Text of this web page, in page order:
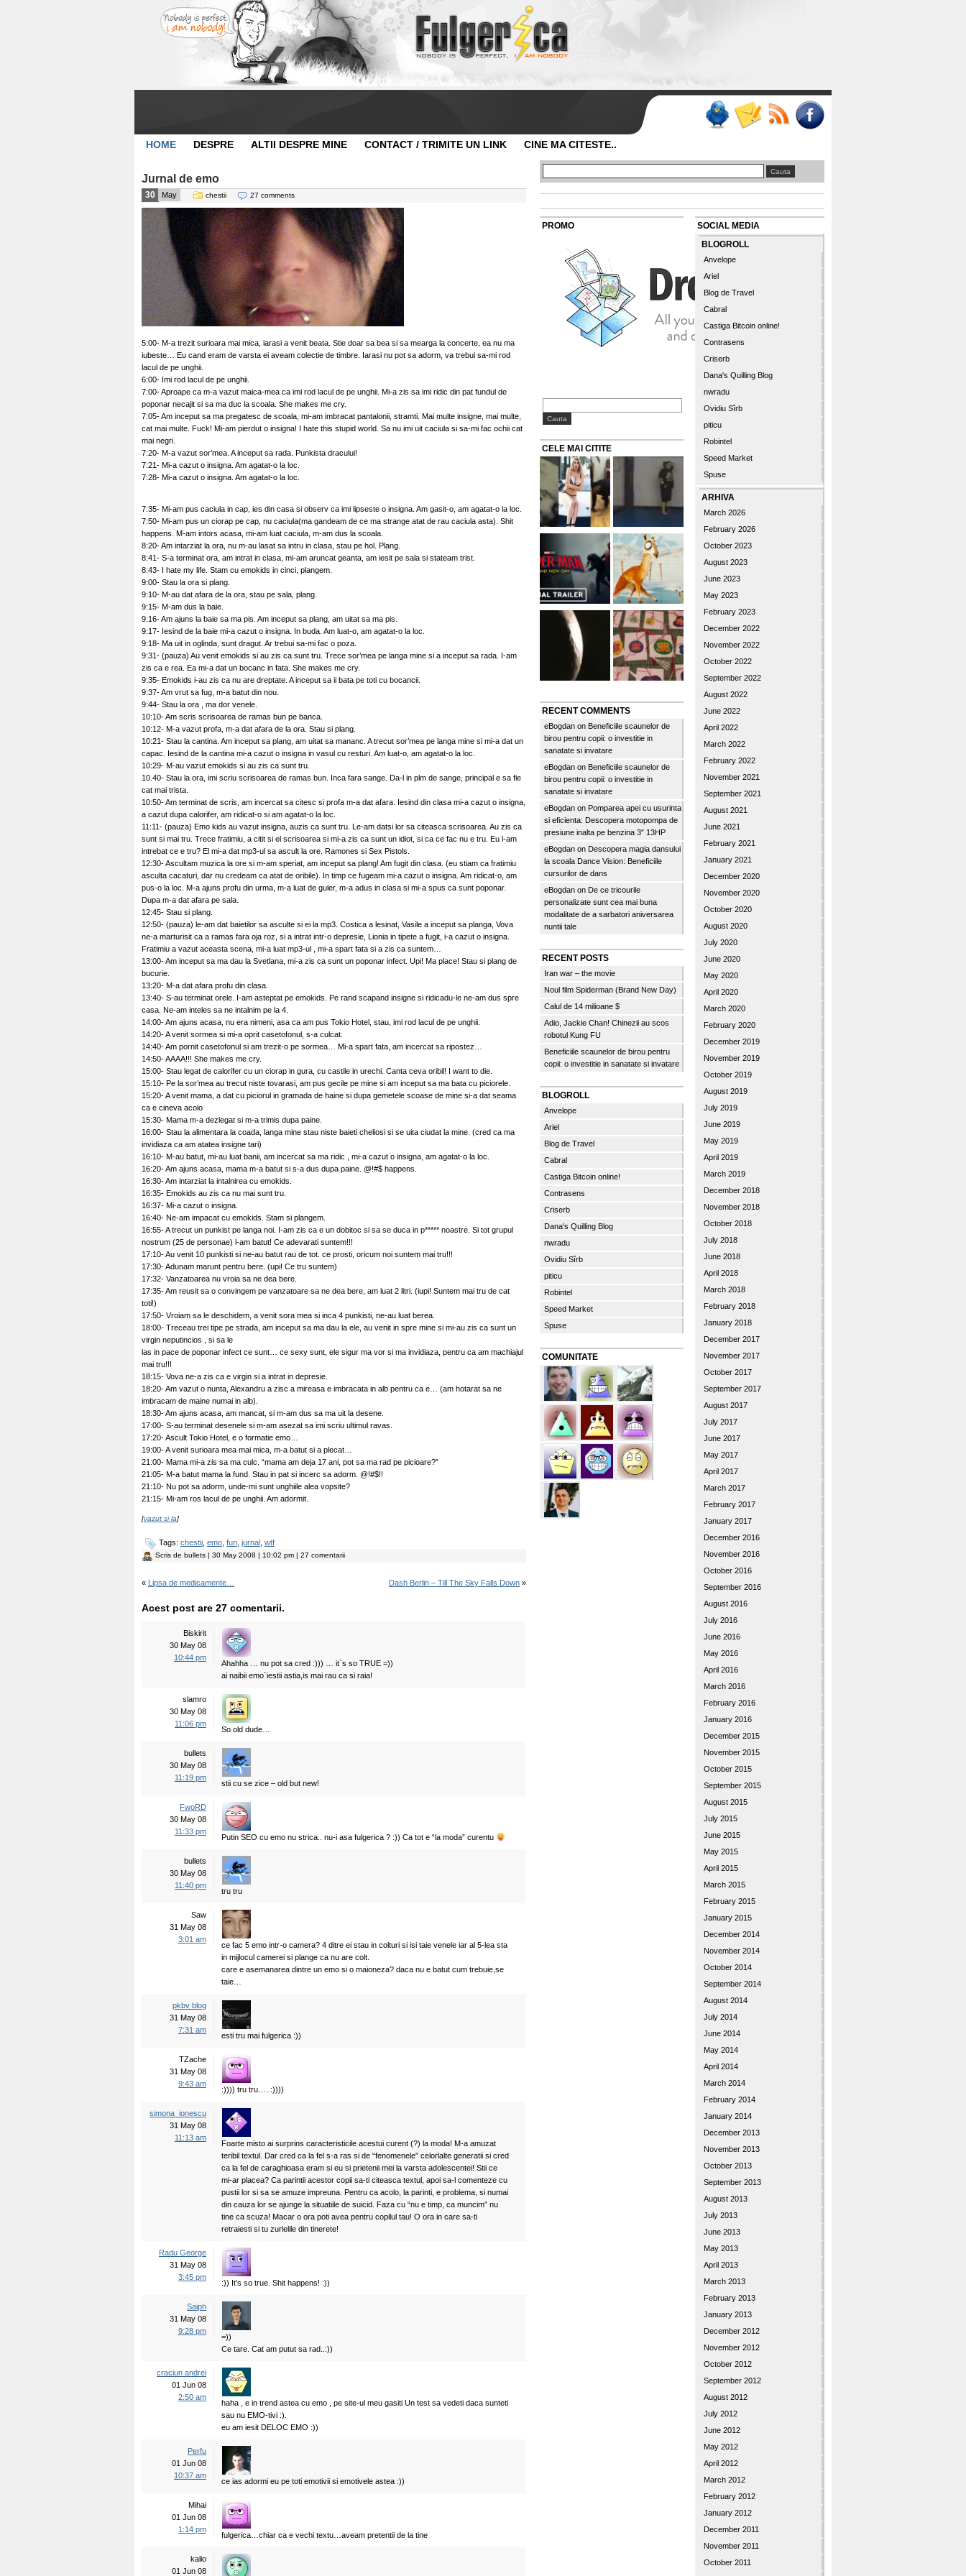
HOME DESPRE ALTII DESPRE MINE CONTACT / TRIMITE UN LINK CINE MA CITESTE..
Jurnal de emo
30 May chestii 27 comments
5:00- M-a trezit surioara mai mica, iarasi a venit beata. Stie doar sa bea si sa mearga la concerte, ea nu ma
iubeste… Eu cand eram de varsta ei aveam colectie de timbre. Iarasi nu pot sa adorm, va trebui sa-mi rod
lacul de pe unghii.
6:00- Imi rod lacul de pe unghii.
7:00- Aproape ca m-a vazut maica-mea ca imi rod lacul de pe unghii. Mi-a zis sa imi ridic din pat fundul de
poponar necajit si sa ma duc la scoala. She makes me cry.
7:05- Am inceput sa ma pregatesc de scoala, mi-am imbracat pantalonii, stramti. Mai multe insigne, mai multe,
cat mai multe. Fuck! Mi-am pierdut o insigna! I hate this stupid world. Sa nu imi uit caciula si sa-mi fac ochii cat
mai negri.
7:20- M-a vazut sor’mea. A inceput sa rada. Punkista dracului!
7:21- Mi-a cazut o insigna. Am agatat-o la loc.
7:28- Mi-a cazut o insigna. Am agatat-o la loc.
7:35- Mi-am pus caciula in cap, ies din casa si observ ca imi lipseste o insigna. Am gasit-o, am agatat-o la loc.
7:50- Mi-am pus un ciorap pe cap, nu caciula(ma gandeam de ce ma strange atat de rau caciula asta). Shit
happens. M-am intors acasa, mi-am luat caciula, m-am dus la scoala.
8:20- Am intarziat la ora, nu m-au lasat sa intru in clasa, stau pe hol. Plang.
8:41- S-a terminat ora, am intrat in clasa, mi-am aruncat geanta, am iesit pe sala si stateam trist.
8:43- I hate my life. Stam cu emokids in cinci, plangem.
9:00- Stau la ora si plang.
9:10- M-au dat afara de la ora, stau pe sala, plang.
9:15- M-am dus la baie.
9:16- Am ajuns la baie sa ma pis. Am inceput sa plang, am uitat sa ma pis.
9:17- Iesind de la baie mi-a cazut o insigna. In buda. Am luat-o, am agatat-o la loc.
9:18- Ma uit in oglinda, sunt dragut. Ar trebui sa-mi fac o poza.
9:31- (pauza) Au venit emokids si au zis ca sunt tru. Trece sor’mea pe langa mine si a inceput sa rada. I-am
zis ca e rea. Ea mi-a dat un bocanc in fata. She makes me cry.
9:35- Emokids i-au zis ca nu are dreptate. A inceput sa ii bata pe toti cu bocancii.
9:37- Am vrut sa fug, m-a batut din nou.
9:44- Stau la ora , ma dor venele.
10:10- Am scris scrisoarea de ramas bun pe banca.
10:12- M-a vazut profa, m-a dat afara de la ora. Stau si plang.
10:21- Stau la cantina. Am inceput sa plang, am uitat sa mananc. A trecut sor’mea pe langa mine si mi-a dat un
capac. Iesind de la cantina mi-a cazut o insigna in vasul cu resturi. Am luat-o, am agatat-o la loc.
10:29- M-au vazut emokids si au zis ca sunt tru.
10.40- Stau la ora, imi scriu scrisoarea de ramas bun. Inca fara sange. Da-l in plm de sange, principal e sa fie
cat mai trista.
10:50- Am terminat de scris, am incercat sa citesc si profa m-a dat afara. Iesind din clasa mi-a cazut o insigna,
a cazut dupa calorifer, am ridicat-o si am agatat-o la loc.
11:11- (pauza) Emo kids au vazut insigna, auzis ca sunt tru. Le-am datsi lor sa citeasca scrisoarea. Au zis ca
sunt si mai tru. Trece fratimiu, a citit si el scrisoarea si mi-a zis ca sunt un idiot, si ca ce fac nu e tru. Eu l-am
intrebat ce e tru? El mi-a dat mp3-ul sa ascult la ore. Ramones si Sex Pistols.
12:30- Ascultam muzica la ore si m-am speriat, am inceput sa plang! Am fugit din clasa. (eu stiam ca fratimiu
asculta cacaturi, dar nu credeam ca atat de oribile). In timp ce fugeam mi-a cazut o insigna. Am ridicat-o, am
pus-o la loc. M-a ajuns profu din urma, m-a luat de guler, m-a adus in clasa si mi-a spus ca sunt poponar.
Dupa m-a dat afara pe sala.
12:45- Stau si plang.
12:50- (pauza) le-am dat baietilor sa asculte si ei la mp3. Costica a lesinat, Vasile a inceput sa planga, Vova
ne-a marturisit ca a ramas fara oja roz, si a intrat intr-o depresie, Lionia in tipete a fugit, i-a cazut o insigna.
Fratimiu a vazut aceasta scena, mi-a luat mp3-ul , mi-a spart fata si a zis ca suntem…
13:00- Am inceput sa ma dau la Svetlana, mi-a zis ca sunt un poponar infect. Upi! Ma place! Stau si plang de
bucurie.
13:20- M-a dat afara profu din clasa.
13:40- S-au terminat orele. I-am asteptat pe emokids. Pe rand scapand insigne si ridicadu-le ne-am dus spre
casa. Ne-am inteles sa ne intalnim pe la 4.
14:00- Am ajuns acasa, nu era nimeni, asa ca am pus Tokio Hotel, stau, imi rod lacul de pe unghii.
14:20- A venit sormea si mi-a oprit casetofonul, s-a culcat.
14:40- Am pornit casetofonul si am trezit-o pe sormea… Mi-a spart fata, am incercat sa ripostez…
14:50- AAAA!!! She makes me cry.
15:00- Stau legat de calorifer cu un ciorap in gura, cu castile in urechi. Canta ceva oribil! I want to die.
15:10- Pe la sor’mea au trecut niste tovarasi, am pus gecile pe mine si am inceput sa ma bata cu piciorele.
15:20- A venit mama, a dat cu piciorul in gramada de haine si dupa gemetele scoase de mine si-a dat seama
ca e cineva acolo
15:30- Mama m-a dezlegat si m-a trimis dupa paine.
16:00- Stau la alimentara la coada, langa mine stau niste baieti cheliosi si se uita ciudat la mine. (cred ca ma
invidiaza ca am atatea insigne tari)
16:10- M-au batut, mi-au luat banii, am incercat sa ma ridic , mi-a cazut o insigna, am agatat-o la loc.
16:20- Am ajuns acasa, mama m-a batut si s-a dus dupa paine. @!#$ happens.
16:30- Am intarziat la intalnirea cu emokids.
16:35- Emokids au zis ca nu mai sunt tru.
16:37- Mi-a cazut o insigna.
16:40- Ne-am impacat cu emokids. Stam si plangem.
16:55- A trecut un punkist pe langa noi. I-am zis ca e un dobitoc si sa se duca in p***** noastre. Si tot grupul
nostrum (25 de personae) l-am batut! Ce adevarati suntem!!!
17:10- Au venit 10 punkisti si ne-au batut rau de tot. ce prosti, oricum noi suntem mai tru!!!
17:30- Adunam marunt pentru bere. (upi! Ce tru suntem)
17:32- Vanzatoarea nu vroia sa ne dea bere.
17:35- Am reusit sa o convingem pe vanzatoare sa ne dea bere, am luat 2 litri. (iupi! Suntem mai tru de cat
toti!)
17:50- Vroiam sa le deschidem, a venit sora mea si inca 4 punkisti, ne-au luat berea.
18:00- Treceau trei tipe pe strada, am inceput sa ma dau la ele, au venit in spre mine si mi-au zis ca sunt un
virgin neputincios , si sa le
las in pace de poponar infect ce sunt… ce sexy sunt, ele sigur ma vor si ma invidiaza, pentru ca am machiajul
mai tru!!!
18:15- Vova ne-a zis ca e virgin si a intrat in depresie.
18:20- Am vazut o nunta, Alexandru a zisc a mireasa e imbracata in alb pentru ca e… (am hotarat sa ne
imbracam de maine numai in alb).
18:30- Am ajuns acasa, am mancat, si m-am dus sa ma uit la desene.
17:00- S-au terminat desenele si m-am asezat sa imi scriu ultimul ravas.
17:20- Ascult Tokio Hotel, e o formatie emo…
19:00- A venit surioara mea mai mica, m-a batut si a plecat…
21:00- Mama mi-a zis sa ma culc. “mama am deja 17 ani, pot sa ma rad pe picioare?”
21:05- M-a batut mama la fund. Stau in pat si incerc sa adorm. @!#$!!
21:10- Nu pot sa adorm, unde-mi sunt unghiile alea vopsite?
21:15- Mi-am ros lacul de pe unghii. Am adormit.
[vazut si la]
Tags: chestii emo fun jurnal wtf
Scris de bullets | 30 May 2008 | 10:02 pm | 27 comentarii
« Lipsa de medicamente… Dash Berlin – Till The Sky Falls Down »
Acest post are 27 comentarii.
Biskirit
30 May 08
10:44 pm
Ahahha … nu pot sa cred :))) … it`s so TRUE =))
ai naibii emo`iestii astia,is mai rau ca si raia!
slamro
30 May 08
11:06 pm
So old dude…
bullets
30 May 08
11:19 pm
stii cu se zice – old but new!
FwoRD
30 May 08
11:33 pm
Putin SEO cu emo nu strica.. nu-i asa fulgerica ? :)) Ca tot e “la moda” curentu
bullets
30 May 08
11:40 pm
tru tru
Saw
31 May 08
3:01 am
ce fac 5 emo intr-o camera? 4 ditre ei stau in colturi si isi taie venele iar al 5-lea sta
in mijlocul camerei si plange ca nu are colt.
care e asemanarea dintre un emo si o maioneza? daca nu e batut cum trebuie,se
taie…
pkbv blog
31 May 08
7:31 am
esti tru mai fulgerica :))
TZache
31 May 08
9:43 am
:)))) tru tru…..:))))
simona_ionescu
31 May 08
11:13 am
Foarte misto ai surprins caracteristicile acestui curent (?) la moda! M-a amuzat
teribil textul. Dar cred ca la fel s-a ras si de “fenomenele” celorlalte generatii si cred
ca la fel de caraghioasa eram si eu si prietenii mei la varsta adolescentei! Stii ce
mi-ar placea? Ca parintii acestor copii sa-ti citeasca textul, apoi sa-l comenteze cu
pustii lor si sa se amuze impreuna. Pentru ca acolo, la parinti, e problema, si numai
din cauza lor se ajunge la situatiile de suicid. Faza cu “nu e timp, ca muncim” nu
tine ca scuza! Macar o ora poti avea pentru copilul tau! O ora in care sa-ti
retraiesti si tu zurlelile din tinerete!
Radu George
31 May 08
3:45 pm
:)) It’s so true. Shit happens! :))
Saiph
31 May 08
9:28 pm
=))
Ce tare. Cat am putut sa rad..:))
craciun andrei
01 Jun 08
2:50 am
haha , e in trend astea cu emo , pe site-ul meu gasiti Un test sa vedeti daca sunteti
sau nu EMO-tivi :).
eu am iesit DELOC EMO :))
Perfu
01 Jun 08
10:37 am
ce ias adormi eu pe toti emotivii si emotivele astea :))
Mihai
01 Jun 08
1:14 pm
fulgerica…chiar ca e vechi textu…aveam pretentii de la tine
kalio
01 Jun 08
PROMO
CELE MAI CITITE
RECENT COMMENTS
eBogdan on Beneficiile scaunelor de
birou pentru copii: o investitie in
sanatate si invatare
eBogdan on Beneficiile scaunelor de
birou pentru copii: o investitie in
sanatate si invatare
eBogdan on Pomparea apei cu usurinta
si eficienta: Descopera motopompa de
presiune inalta pe benzina 3″ 13HP
eBogdan on Descopera magia dansului
la scoala Dance Vision: Beneficiile
cursurilor de dans
eBogdan on De ce tricourile
personalizate sunt cea mai buna
modalitate de a sarbatori aniversarea
nuntii tale
RECENT POSTS
Iran war – the movie
Noul film Spiderman (Brand New Day)
Calul de 14 milioane $
Adio, Jackie Chan! Chinezii au scos
robotul Kung FU
Beneficiile scaunelor de birou pentru
copii: o investitie in sanatate si invatare
BLOGROLL
Anvelope
Ariel
Blog de Travel
Cabral
Castiga Bitcoin online!
Contrasens
Criserb
Dana's Quilling Blog
nwradu
Ovidiu Sîrb
piticu
Robintel
Speed Market
Spuse
COMUNITATE
SOCIAL MEDIA
BLOGROLL
Anvelope
Ariel
Blog de Travel
Cabral
Castiga Bitcoin online!
Contrasens
Criserb
Dana's Quilling Blog
nwradu
Ovidiu Sîrb
piticu
Robintel
Speed Market
Spuse
ARHIVA
March 2026
February 2026
October 2023
August 2023
June 2023
May 2023
February 2023
December 2022
November 2022
October 2022
September 2022
August 2022
June 2022
April 2022
March 2022
February 2022
November 2021
September 2021
August 2021
June 2021
February 2021
January 2021
December 2020
November 2020
October 2020
August 2020
July 2020
June 2020
May 2020
April 2020
March 2020
February 2020
December 2019
November 2019
October 2019
August 2019
July 2019
June 2019
May 2019
April 2019
March 2019
December 2018
November 2018
October 2018
July 2018
June 2018
April 2018
March 2018
February 2018
January 2018
December 2017
November 2017
October 2017
September 2017
August 2017
July 2017
June 2017
May 2017
April 2017
March 2017
February 2017
January 2017
December 2016
November 2016
October 2016
September 2016
August 2016
July 2016
June 2016
May 2016
April 2016
March 2016
February 2016
January 2016
December 2015
November 2015
October 2015
September 2015
August 2015
July 2015
June 2015
May 2015
April 2015
March 2015
February 2015
January 2015
December 2014
November 2014
October 2014
September 2014
August 2014
July 2014
June 2014
May 2014
April 2014
March 2014
February 2014
January 2014
December 2013
November 2013
October 2013
September 2013
August 2013
July 2013
June 2013
May 2013
April 2013
March 2013
February 2013
January 2013
December 2012
November 2012
October 2012
September 2012
August 2012
July 2012
June 2012
May 2012
April 2012
March 2012
February 2012
January 2012
December 2011
November 2011
October 2011